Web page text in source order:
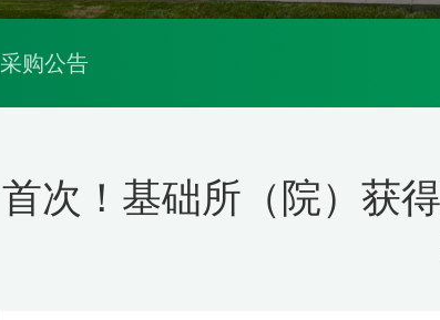
采购公告
首次！基础所（院）获